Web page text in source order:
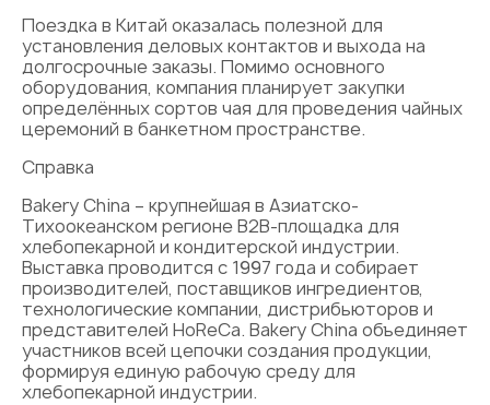
Поездка в Китай оказалась полезной для
установления деловых контактов и выхода на
долгосрочные заказы. Помимо основного
оборудования, компания планирует закупки
определённых сортов чая для проведения чайных
церемоний в банкетном пространстве.
Справка
Bakery China – крупнейшая в Азиатско-
Тихоокеанском регионе B2B-площадка для
хлебопекарной и кондитерской индустрии.
Выставка проводится с 1997 года и собирает
производителей, поставщиков ингредиентов,
технологические компании, дистрибьюторов и
представителей HoReCa. Bakery China объединяет
участников всей цепочки создания продукции,
формируя единую рабочую среду для
хлебопекарной индустрии.